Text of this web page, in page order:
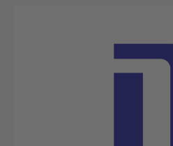
Pomiń galerię zdjęć